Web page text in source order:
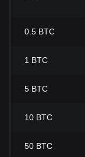
0.5 BTC
1 BTC
5 BTC
10 BTC
50 BTC